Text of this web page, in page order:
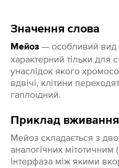
Значення слова
Мейоз— особливий вид
характерний тільки для
унаслідок якого
вдвічі, клітини
гаплоїдний.
Приклад вживання
Мейоз складається з
аналогічних мітотичним
інтерфаза між якими